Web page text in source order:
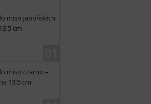
miso japońskich
cm
miso czarno –
13,5 cm